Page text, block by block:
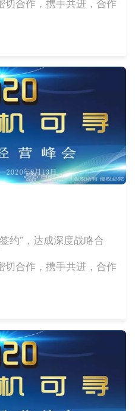
切合作，携手共进，合作
约”，达成深度战略合
切合作，携手共进，合作